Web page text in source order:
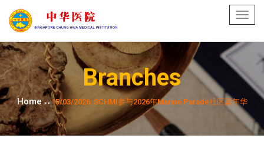
Branches
Home >>15/03/2026: SCHMI参与2026年Marine Parade社区嘉年华